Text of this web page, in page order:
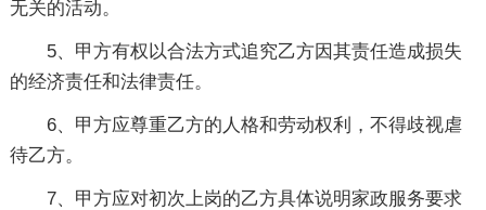
无关的活动。
5、甲方有权以合法方式追究乙方因其责任造成损失
的经济责任和法律责任。
6、甲方应尊重乙方的人格和劳动权利，不得歧视虐
待乙方。
7、甲方应对初次上岗的乙方具体说明家政服务要求